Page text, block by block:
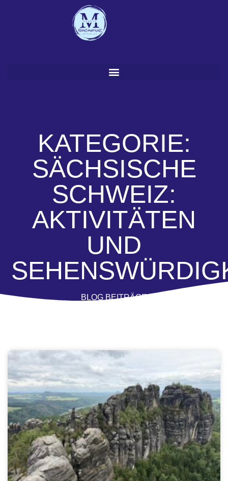
KATEGORIE:
SÄCHSISCHE
SCHWEIZ:
AKTIVITÄTEN
UND
BLOG BEITRÄGE